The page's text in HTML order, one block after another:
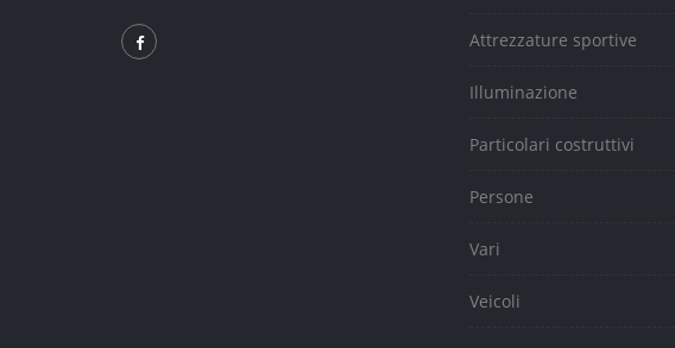
Attrezzature sportive
Illuminazione
Particolari costruttivi
Persone
Vari
Veicoli